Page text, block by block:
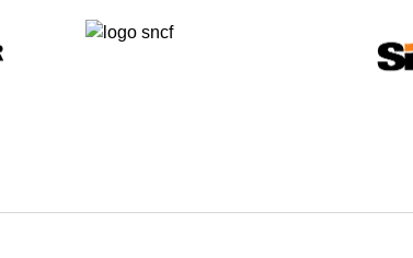
de risque, les leviers
exemples concrets issus de
et accompagner les